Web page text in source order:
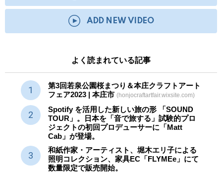
ADD NEW VIDEO
よく読まれている記事
第3回若泉公園桜まつり＆本庄クラフトアート
フェア2023 | 本庄市 (honjocraftartfair.wixsite.com)
Spotify を活用した新しい旅の形 「SOUND
TOUR」。日本を「音で旅する」試験的プロ
ジェクトの初回プロデューサーに「Matt
Cab」が登場。
和紙作家・アーティスト、堀木エリ子による
照明コレクション、家具EC「FLYMEe」にて
数量限定で販売開始。